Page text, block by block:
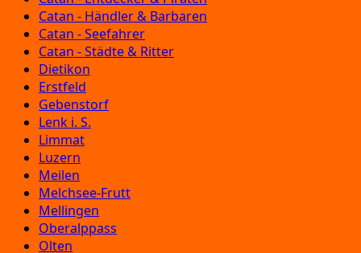
Catan - Händler & Barbaren
Catan - Seefahrer
Catan - Städte & Ritter
Dietikon
Erstfeld
Gebenstorf
Lenk i. S.
Limmat
Luzern
Meilen
Melchsee-Frutt
Mellingen
Oberalppass
Olten